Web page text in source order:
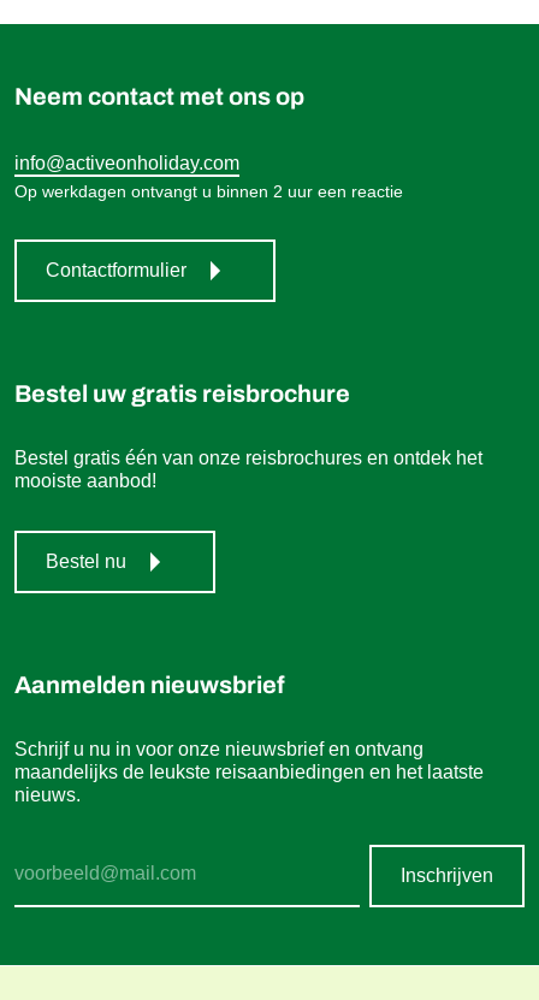
Neem contact met ons op
info@activeonholiday.com
Op werkdagen ontvangt u binnen 2 uur een reactie
Contactformulier
Bestel uw gratis reisbrochure
Bestel gratis één van onze reisbrochures en ontdek het
mooiste aanbod!
Bestel nu
Aanmelden nieuwsbrief
Schrijf u nu in voor onze nieuwsbrief en ontvang
maandelijks de leukste reisaanbiedingen en het laatste
nieuws.
Inschrijven